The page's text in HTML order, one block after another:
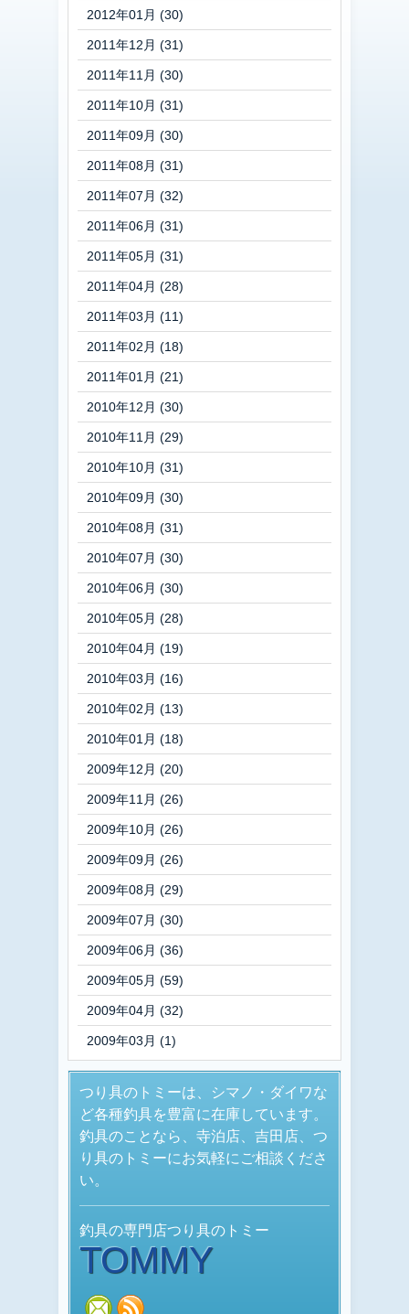
2012年01月 (30)
2011年12月 (31)
2011年11月 (30)
2011年10月 (31)
2011年09月 (30)
2011年08月 (31)
2011年07月 (32)
2011年06月 (31)
2011年05月 (31)
2011年04月 (28)
2011年03月 (11)
2011年02月 (18)
2011年01月 (21)
2010年12月 (30)
2010年11月 (29)
2010年10月 (31)
2010年09月 (30)
2010年08月 (31)
2010年07月 (30)
2010年06月 (30)
2010年05月 (28)
2010年04月 (19)
2010年03月 (16)
2010年02月 (13)
2010年01月 (18)
2009年12月 (20)
2009年11月 (26)
2009年10月 (26)
2009年09月 (26)
2009年08月 (29)
2009年07月 (30)
2009年06月 (36)
2009年05月 (59)
2009年04月 (32)
2009年03月 (1)
つり具のトミーは、シマノ・ダイワな
ど各種釣具を豊富に在庫しています。
釣具のことなら、寺泊店、吉田店、つ
り具のトミーにお気軽にご相談くださ
い。
釣具の専門店つり具のトミー
TOMMY
mail